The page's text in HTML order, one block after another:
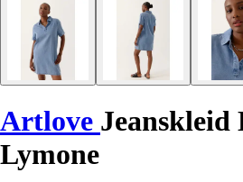
Artlove Jeanskleid
Lymone